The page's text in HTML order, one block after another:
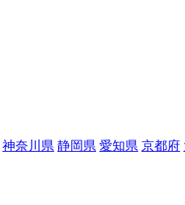
神奈川県 静岡県 愛知県 京都府